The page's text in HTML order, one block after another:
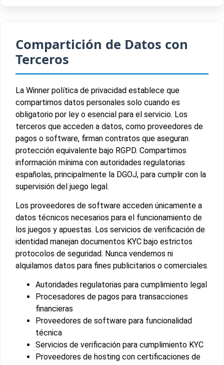
Compartición de Datos con
Terceros
La Winner política de privacidad establece que
compartimos datos personales solo cuando es
obligatorio por ley o esencial para el servicio. Los
terceros que acceden a datos, como proveedores de
pagos o software, firman contratos que aseguran
protección equivalente bajo RGPD. Compartimos
información mínima con autoridades regulatorias
españolas, principalmente la DGOJ, para cumplir con la
supervisión del juego legal.
Los proveedores de software acceden únicamente a
datos técnicos necesarios para el funcionamiento de
los juegos y apuestas. Los servicios de verificación de
identidad manejan documentos KYC bajo estrictos
protocolos de seguridad. Nunca vendemos ni
alquilamos datos para fines publicitarios o comerciales.
Autoridades regulatorias para cumplimiento legal
Procesadores de pagos para transacciones
financieras
Proveedores de software para funcionalidad
técnica
Servicios de verificación para cumplimiento KYC
Proveedores de hosting con certificaciones de